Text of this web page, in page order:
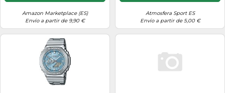
Amazon Marketplace (ES)
Envío a partir de 9,90 €
Atmosfera Sport ES
Envío a partir de 5,00 €